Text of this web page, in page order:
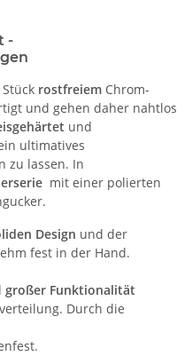
-
rostfreiem Chrom-
und gehen daher nahtlos
und
ultimatives
zu lassen. In
mit einer polierten
Design und der
fest in der Hand.
großer Funktionalität
Durch die